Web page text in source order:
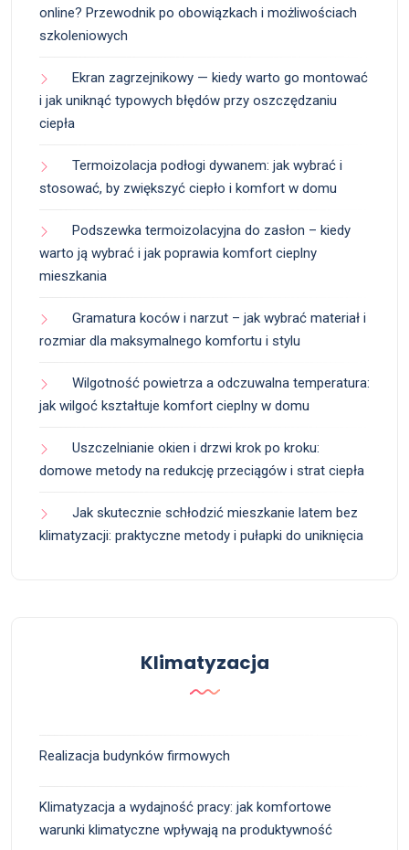
online? Przewodnik po obowiązkach i możliwościach
szkoleniowych
Ekran zagrzejnikowy — kiedy warto go montować
i jak uniknąć typowych błędów przy oszczędzaniu
ciepła
Termoizolacja podłogi dywanem: jak wybrać i
stosować, by zwiększyć ciepło i komfort w domu
Podszewka termoizolacyjna do zasłon – kiedy
warto ją wybrać i jak poprawia komfort cieplny
mieszkania
Gramatura koców i narzut – jak wybrać materiał i
rozmiar dla maksymalnego komfortu i stylu
Wilgotność powietrza a odczuwalna temperatura:
jak wilgoć kształtuje komfort cieplny w domu
Uszczelnianie okien i drzwi krok po kroku:
domowe metody na redukcję przeciągów i strat ciepła
Jak skutecznie schłodzić mieszkanie latem bez
klimatyzacji: praktyczne metody i pułapki do uniknięcia
Klimatyzacja
Realizacja budynków firmowych
Klimatyzacja a wydajność pracy: jak komfortowe
warunki klimatyczne wpływają na produktywność